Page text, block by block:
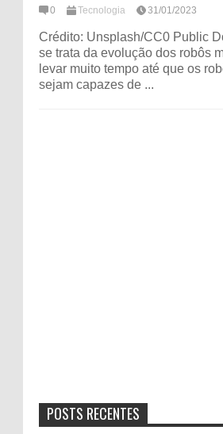
0 Tecnologia 31/01/2023
Crédito: Unsplash/CC0 Public
se trata da evolução dos robôs
levar muito tempo até que os
sejam capazes de ...
POSTS RECENTES